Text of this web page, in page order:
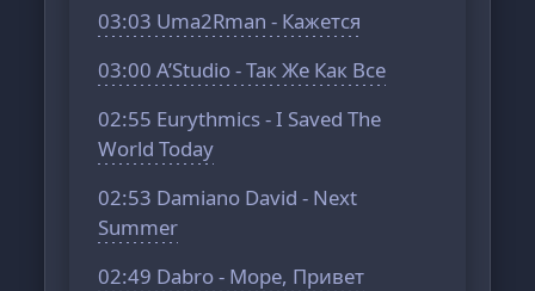
03:03 Uma2Rman - Кажется
03:00 A’Studio - Так Же Как Все
02:55 Eurythmics - I Saved The
World Today
02:53 Damiano David - Next
Summer
02:49 Dabro - Море, Привет